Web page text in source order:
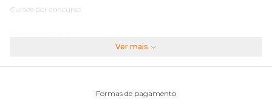
Cursos por concurso
Ver mais
Formas de pagamento